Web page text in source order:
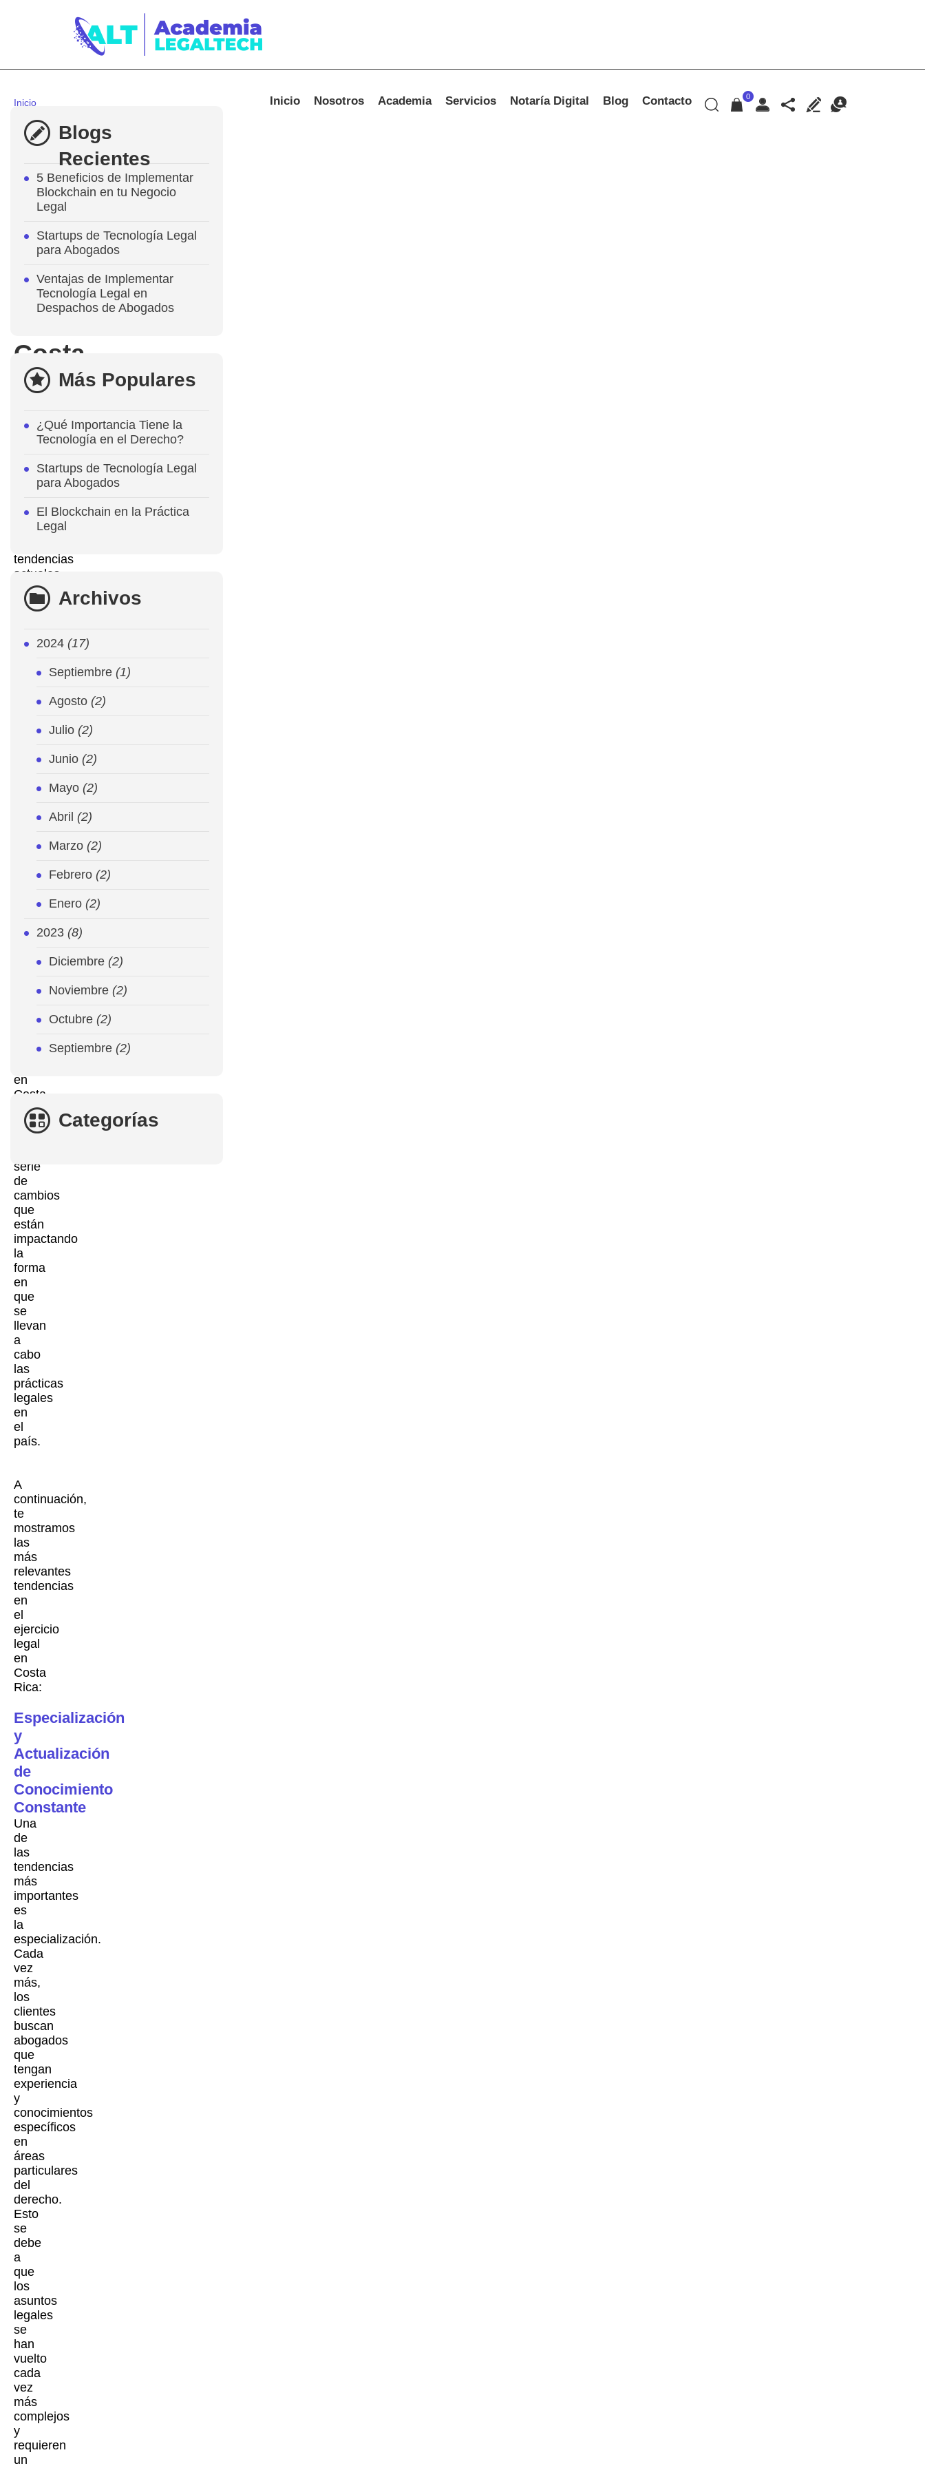
Inicio Nosotros Academia Servicios Notaría Digital Blog Contacto 0
Inicio
Blog
Tendencias
Actuales
en
el
Ejercicio
Legal
Costa
Rica
28,
2023
tendencias
actuales
en
en
Rica
marcando
cambio
forma
abogados
Con
globalización
tecnológica,
campo
en
Costa
Rica
está
experimentando
serie
de
cambios
que
están
impactando
la
forma
en
que
se
llevan
a
cabo
las
prácticas
legales
en
el
país.
A
continuación,
te
mostramos
las
más
relevantes
tendencias
en
el
ejercicio
legal
en
Costa
Rica:
Especialización
y
Actualización
de
Conocimiento
Constante
Una
de
las
tendencias
más
importantes
es
la
especialización.
Cada
vez
más,
los
clientes
buscan
abogados
que
tengan
experiencia
y
conocimientos
específicos
en
áreas
particulares
del
derecho.
Esto
se
debe
a
que
los
asuntos
legales
se
han
vuelto
cada
vez
más
complejos
y
requieren
un
Blogs
Recientes
5 Beneficios de Implementar
Blockchain en tu Negocio
Legal
Startups de Tecnología Legal
para Abogados
Ventajas de Implementar
Tecnología Legal en
Despachos de Abogados
Más Populares
¿Qué Importancia Tiene la
Tecnología en el Derecho?
Startups de Tecnología Legal
para Abogados
El Blockchain en la Práctica
Legal
Archivos
2024 (17)
Septiembre (1)
Agosto (2)
Julio (2)
Junio (2)
Mayo (2)
Abril (2)
Marzo (2)
Febrero (2)
Enero (2)
2023 (8)
Diciembre (2)
Noviembre (2)
Octubre (2)
Septiembre (2)
Categorías